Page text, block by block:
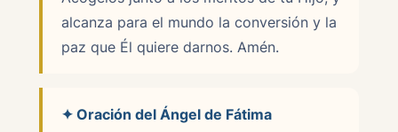
alcanza para el mundo la conversión y la
paz que Él quiere darnos. Amén.
✦ Oración del Ángel de Fátima